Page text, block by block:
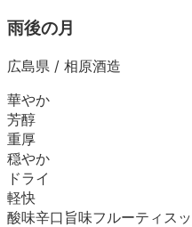
雨後の月
広島県 / 相原酒造
華やか
芳醇
重厚
穏やか
ドライ
軽快
酸味辛口 旨味フルーティ ス